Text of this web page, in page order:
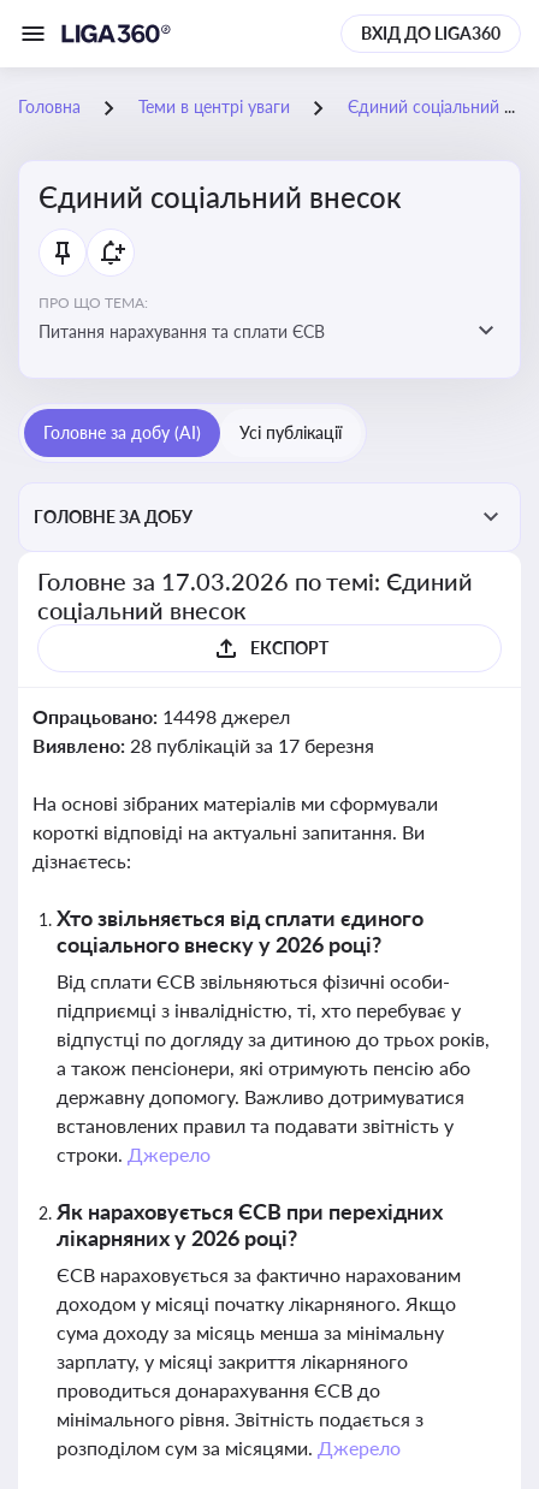
ВХІД ДО LIGA360
Головна Теми в центрі уваги Єдиний соціальний внесок
Єдиний соціальний внесок
ПРО ЩО ТЕМА:
Питання нарахування та сплати ЄСВ
Головне за добу (AI) Усі публікації
ГОЛОВНЕ ЗА ДОБУ
Головне за 17.03.2026 по темі: Єдиний
соціальний внесок
ЕКСПОРТ
Опрацьовано: 14498 джерел
Виявлено: 28 публікацій за 17 березня
На основі зібраних матеріалів ми сформували
короткі відповіді на актуальні запитання. Ви
дізнаєтесь:
Хто звільняється від сплати єдиного
соціального внеску у 2026 році?
Від сплати ЄСВ звільняються фізичні особи-
підприємці з інвалідністю, ті, хто перебуває у
відпустці по догляду за дитиною до трьох років,
а також пенсіонери, які отримують пенсію або
державну допомогу. Важливо дотримуватися
встановлених правил та подавати звітність у
строки. Джерело
Як нараховується ЄСВ при перехідних
лікарняних у 2026 році?
ЄСВ нараховується за фактично нарахованим
доходом у місяці початку лікарняного. Якщо
сума доходу за місяць менша за мінімальну
зарплату, у місяці закриття лікарняного
проводиться донарахування ЄСВ до
мінімального рівня. Звітність подається з
розподілом сум за місяцями. Джерело